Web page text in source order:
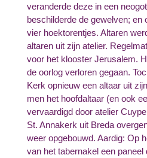
veranderde deze in een
beschilderde de gewelven; en
vier hoektorentjes. Altaren
altaren uit zijn atelier.
voor het klooster Jerusalem.
de oorlog verloren gegaan.
Kerk opnieuw een altaar uit
men het hoofdaltaar (en ook
vervaardigd door atelier
St. Annakerk uit Breda
weer opgebouwd. Aardig: Op
van het tabernakel een paneel